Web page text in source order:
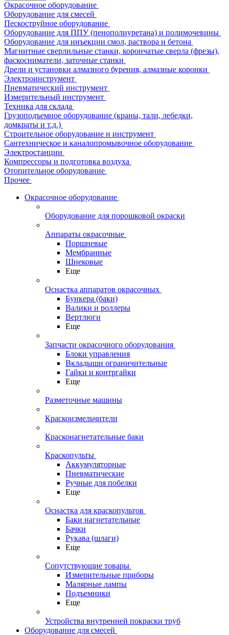
Окрасочное оборудование
Оборудование для смесей
Пескоструйное оборудование
Оборудование для ППУ (пенополиуретана) и полимочевины
Оборудование для инъекции смол, раствора и бетона
Магнитные сверлильные станки, корончатые сверла (фрезы),
фаскосниматели, заточные станки
Дрели и установки алмазного бурения, алмазные коронки
Электроинструмент
Пневматический инструмент
Измерительный инструмент
Техника для склада
Грузоподъемное оборудование (краны, тали, лебедки,
домкраты и т.д.)
Строительное оборудование и инструмент
Сантехническое и каналопромывочное оборудование
Электростанции
Компрессоры и подготовка воздуха
Отопительное оборудование
Прочее
Окрасочное оборудование
Оборудование для порошковой окраски
Аппараты окрасочные
Поршневые
Мембранные
Шнековые
Еще
Оснастка аппаратов окрасочных
Бункера (баки)
Валики и роллеры
Вертлюги
Еще
Запчасти окрасочного оборудования
Блоки управления
Вкладыши ограничительные
Гайки и контргайки
Еще
Разметочные машины
Краскоизмельчители
Красконагнетательные баки
Краскопульты
Аккумуляторные
Пневматические
Ручные для побелки
Еще
Оснастка для краскопультов
Баки нагнетательные
Бачки
Рукава (шлаги)
Еще
Сопутствующие товары
Измерительные приборы
Малярные лампы
Подъемники
Еще
Устройства внутренней покраски труб
Оборудование для смесей